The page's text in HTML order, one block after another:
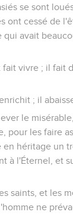
se sont
ont cessé de
avait
vivre ; il fait
; il
le
pour les faire
héritage un
à l'Éternel, et
saints, et les
ne